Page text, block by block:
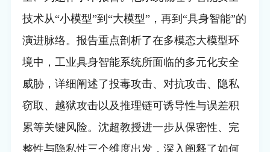
技术从“小模型”到“大模型”，再到“具身智能”的
演进脉络。报告重点剖析了在多模态大模型环
境中，工业具身智能系统所面临的多元化安全
威胁，详细阐述了投毒攻击、对抗攻击、隐私
窃取、越狱攻击以及推理链可诱导性与误差积
累等关键风险。沈超教授进一步从保密性、完
整性与隐私性三个维度出发，深入阐释了如何